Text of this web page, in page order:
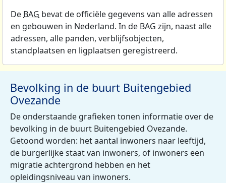
De BAG bevat de officiële gegevens van alle adressen
en gebouwen in Nederland. In de BAG zijn, naast alle
adressen, alle panden, verblijfsobjecten,
standplaatsen en ligplaatsen geregistreerd.
Bevolking in de buurt Buitengebied
Ovezande
De onderstaande grafieken tonen informatie over de
bevolking in de buurt Buitengebied Ovezande.
Getoond worden: het aantal inwoners naar leeftijd,
de burgerlijke staat van inwoners, of inwoners een
migratie achtergrond hebben en het
opleidingsniveau van inwoners.